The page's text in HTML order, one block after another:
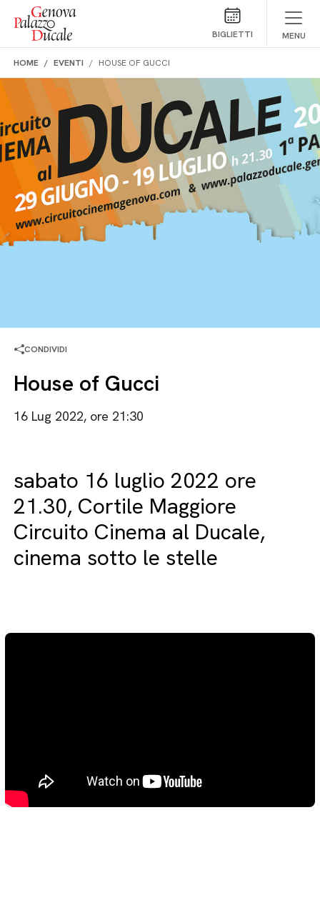
Salta al contenuto
BIGLIETTI MENU
HOME EVENTI HOUSE OF GUCCI
CONDIVIDI
House of Gucci
16 Lug 2022, ore 21:30
sabato 16 luglio 2022 ore
21.30, Cortile Maggiore
Circuito Cinema al Ducale,
cinema sotto le stelle